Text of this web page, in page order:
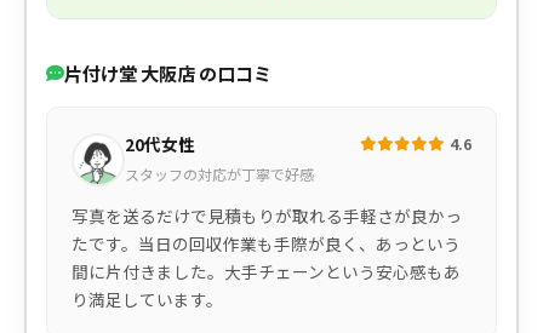
片付け堂 大阪店 の口コミ
20代女性
スタッフの対応が丁寧で好感
4.6
写真を送るだけで見積もりが取れる手軽さが良かっ
たです。当日の回収作業も手際が良く、あっという
間に片付きました。大手チェーンという安心感もあ
り満足しています。